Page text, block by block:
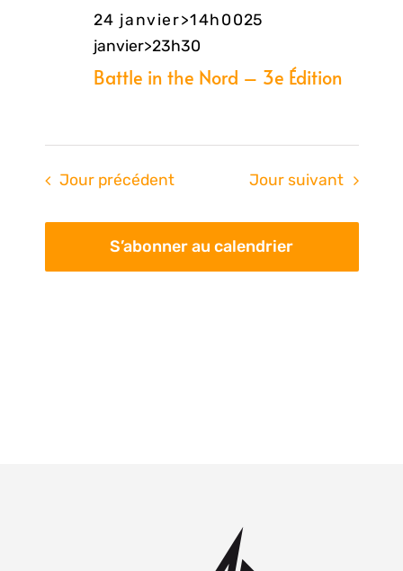
24 janvier>14h0025
janvier>23h30
Battle in the Nord – 3e Édition
Jour précédent Jour suivant
S’abonner au calendrier